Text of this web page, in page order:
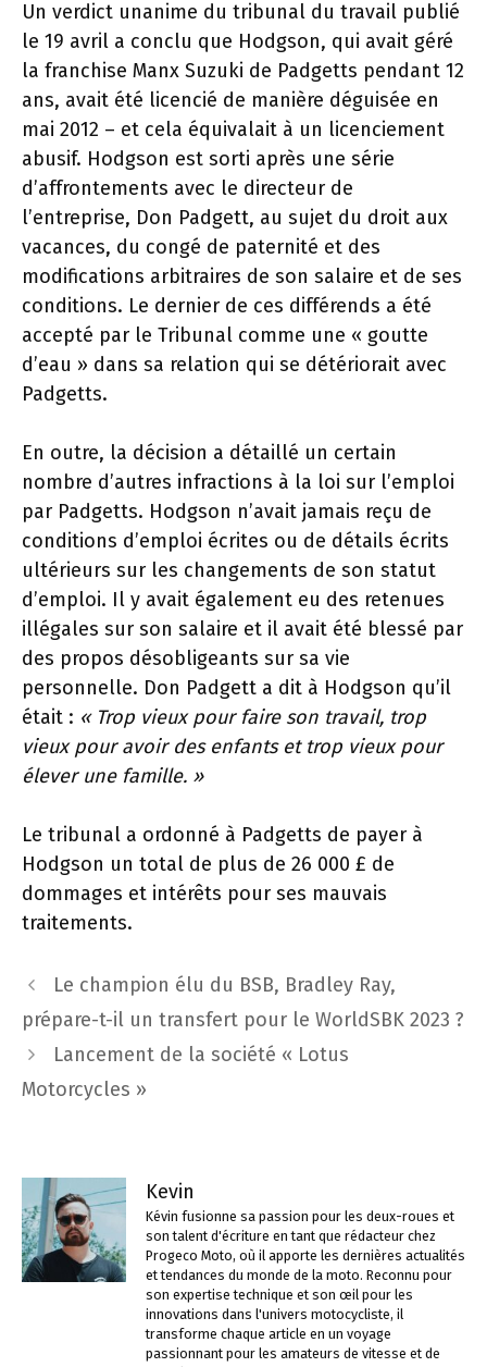
Un verdict unanime du tribunal du travail publié
le 19 avril a conclu que Hodgson, qui avait géré
la franchise Manx Suzuki de Padgetts pendant 12
ans, avait été licencié de manière déguisée en
mai 2012 – et cela équivalait à un licenciement
abusif. Hodgson est sorti après une série
d’affrontements avec le directeur de
l’entreprise, Don Padgett, au sujet du droit aux
vacances, du congé de paternité et des
modifications arbitraires de son salaire et de ses
conditions. Le dernier de ces différends a été
accepté par le Tribunal comme une « goutte
d’eau » dans sa relation qui se détériorait avec
Padgetts.
En outre, la décision a détaillé un certain
nombre d’autres infractions à la loi sur l’emploi
par Padgetts. Hodgson n’avait jamais reçu de
conditions d’emploi écrites ou de détails écrits
ultérieurs sur les changements de son statut
d’emploi. Il y avait également eu des retenues
illégales sur son salaire et il avait été blessé par
des propos désobligeants sur sa vie
personnelle. Don Padgett a dit à Hodgson qu’il
était : « Trop vieux pour faire son travail, trop
vieux pour avoir des enfants et trop vieux pour
élever une famille. »
Le tribunal a ordonné à Padgetts de payer à
Hodgson un total de plus de 26 000 £ de
dommages et intérêts pour ses mauvais
traitements.
Navigation
des
Le champion élu du BSB, Bradley Ray,
prépare-t-il un transfert pour le WorldSBK 2023 ?
Lancement de la société « Lotus
Motorcycles »
Kevin
Kévin fusionne sa passion pour les deux-roues et
son talent d'écriture en tant que rédacteur chez
Progeco Moto, où il apporte les dernières actualités
et tendances du monde de la moto. Reconnu pour
son expertise technique et son œil pour les
innovations dans l'univers motocycliste, il
transforme chaque article en un voyage
passionnant pour les amateurs de vitesse et de